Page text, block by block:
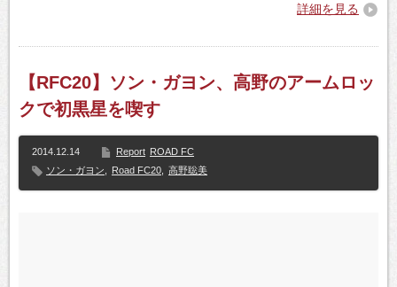
詳細を見る
【RFC20】ソン・ガヨン、高野のアームロッ
クで初黒星を喫す
2014.12.14 Report ROAD FC
ソン・ガヨン
Road FC20 高野聡美